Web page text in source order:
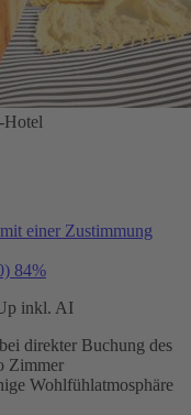
einer Zustimmung
84%
inkl. AI
direkter Buchung des
Zimmer
Wohlfühlatmosphäre